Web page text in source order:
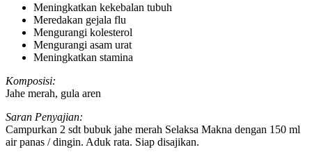
Meningkatkan kekebalan tubuh
Meredakan gejala flu
Mengurangi kolesterol
Mengurangi asam urat
Meningkatkan stamina
Komposisi:
Jahe merah, gula aren
Saran Penyajian:
Campurkan 2 sdt bubuk jahe merah Selaksa Makna dengan 150 ml
air panas / dingin. Aduk rata. Siap disajikan.